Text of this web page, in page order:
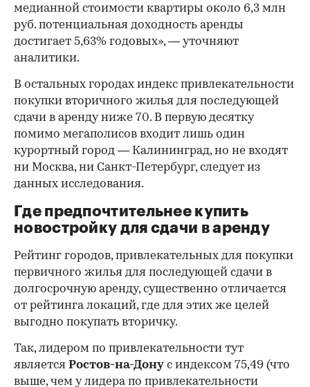
медианной стоимости квартиры около 6,3 млн
руб. потенциальная доходность аренды
достигает 5,63% годовых», — уточняют
аналитики.
В остальных городах индекс привлекательности
покупки вторичного жилья для последующей
сдачи в аренду ниже 70. В первую десятку
помимо мегаполисов входит лишь один
курортный город — Калининград, но не входят
ни Москва, ни Санкт-Петербург, следует из
данных исследования.
Где предпочтительнее купить
новостройку для сдачи в аренду
Рейтинг городов, привлекательных для покупки
первичного жилья для последующей сдачи в
долгосрочную аренду, существенно отличается
от рейтинга локаций, где для этих же целей
выгодно покупать вторичку.
Так, лидером по привлекательности тут
является Ростов-на-Дону с индексом 75,49 (что
выше, чем у лидера по привлекательности